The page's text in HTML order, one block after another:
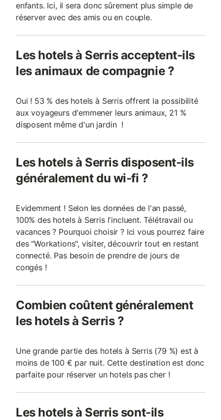
enfants. Ici, il sera donc sûrement plus simple de
réserver avec des amis ou en couple.
Les hotels à Serris acceptent-ils
les animaux de compagnie ?
Oui ! 53 % des hotels à Serris offrent la possibilité
aux voyageurs d'emmener leurs animaux, 21 %
disposent même d'un jardin !
Les hotels à Serris disposent-ils
généralement du wi-fi ?
Evidemment ! Selon les données de l'an passé,
100% des hotels à Serris l'incluent. Télétravail ou
vacances ? Pourquoi choisir ? Ici vous pourrez faire
des "Workations", visiter, découvrir tout en restant
connecté. Pas besoin de prendre de jours de
congés !
Combien coûtent généralement
les hotels à Serris ?
Une grande partie des hotels à Serris (79 %) est à
moins de 100 € par nuit. Cette destination est donc
parfaite pour réserver un hotels pas cher !
Les hotels à Serris sont-ils